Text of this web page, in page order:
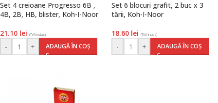
Set 4 creioane Progresso 6B ,
4B, 2B, HB, blister, Koh-I-Noor
21.10 lei (TVA inclus)
- + ADAUGĂ ÎN COȘ
Set 6 blocuri grafit, 2 buc x 3
tării, Koh-I-Noor
18.60 lei (TVA inclus)
- + ADAUGĂ ÎN COȘ